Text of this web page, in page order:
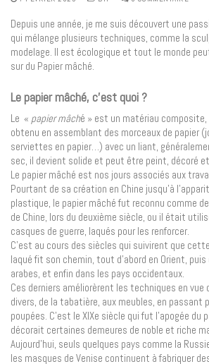
Depuis une année, je me suis découvert une
qui mélange plusieurs techniques, comme la
modelage. Il est écologique et tout le monde
sur du Papier mâché.
Le papier mâché, c’est quoi ?
Le « papier mâché » est un matériau composite,
obtenu en assemblant des morceaux de papier
serviettes en papier…) avec un liant,
sec, il devient solide et peut être peint, décoré
Le papier mâché est nos jours associés aux
Pourtant de sa création en Chine jusqu’à
plastique, le papier mâché fut reconnu comme de
de Chine, lors du deuxième siècle, ou il était
casques de guerre, laqués pour les renforcer.
C’est au cours des siècles qui suivirent que
laqué fit son chemin, tout d’abord en Orient,
arabes, et enfin dans les pays occidentaux.
Ces derniers améliorèrent les techniques en vue
divers, de la tabatière, aux meubles, en passant
poupées. C’est le XIXe siècle qui fut l’apogée du
décorait certaines demeures de noble et riche
Aujourd’hui, seuls quelques pays comme la
les masques de Venise continuent à fabriquer